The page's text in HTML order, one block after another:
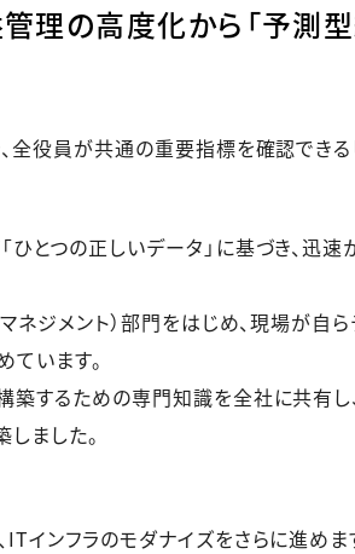
理の高度化から「予測
役員が共通の重要指標を確認できる
とつの正しいデータ」に基づき、迅
ネジメント）部門をはじめ、現場が自
います。
築するための専門知識を全社に共有し
ました。
インフラのモダナイズをさらに進めま